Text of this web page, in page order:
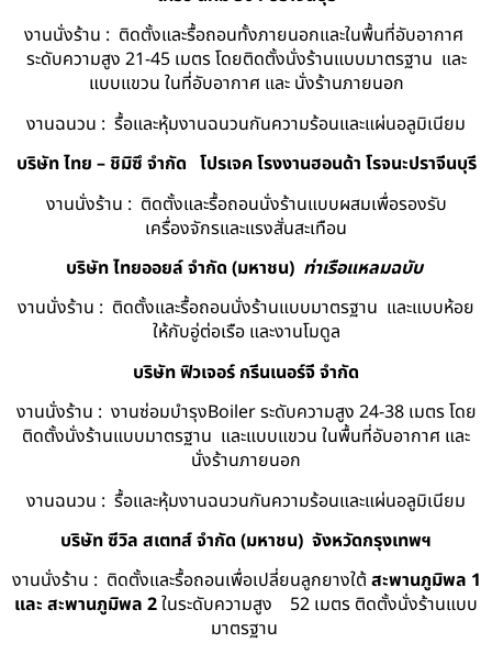
งานนั่งร้าน : ติดตั้งและรื้อถอนทั้งภายนอกและในพื้นที่อับอากาศ
ระดับความสูง 21-45 เมตร โดยติดตั้งนั่งร้านแบบมาตรฐาน และ
แบบแขวน ในที่อับอากาศ และ นั่งร้านภายนอก
งานฉนวน : รื้อและหุ้มงานฉนวนกันความร้อนและแผ่นอลูมิเนียม
บริษัท ไทย – ชิมิซึ จำกัด โปรเจค โรงงานฮอนด้า โรจนะปราจีนบุรี
งานนั่งร้าน : ติดตั้งและรื้อถอนนั่งร้านแบบผสมเพื่อรองรับ
เครื่องจักรและแรงสั่นสะเทือน
บริษัท ไทยออยล์ จํากัด (มหาชน) ท่าเรือแหลมฉบับ
งานนั่งร้าน : ติดตั้งและรื้อถอนนั่งร้านแบบมาตรฐาน และแบบห้อย
ให้กับอู่ต่อเรือ และงานโมดูล
บริษัท ฟิวเจอร์ กรีนเนอร์จี จำกัด
งานนั่งร้าน : งานซ่อมบำรุงBoiler ระดับความสูง 24-38 เมตร โดย
ติดตั้งนั่งร้านแบบมาตรฐาน และแบบแขวน ในพื้นที่อับอากาศ และ
นั่งร้านภายนอก
งานฉนวน : รื้อและหุ้มงานฉนวนกันความร้อนและแผ่นอลูมิเนียม
บริษัท ซีวิล สเตทส์ จำกัด (มหาชน) จังหวัดกรุงเทพฯ
งานนั่งร้าน : ติดตั้งและรื้อถอนเพื่อเปลี่ยนลูกยางใต้ สะพานภูมิพล 1
และ สะพานภูมิพล 2ในระดับความสูง 52 เมตร ติดตั้งนั่งร้านแบบ
มาตรฐาน